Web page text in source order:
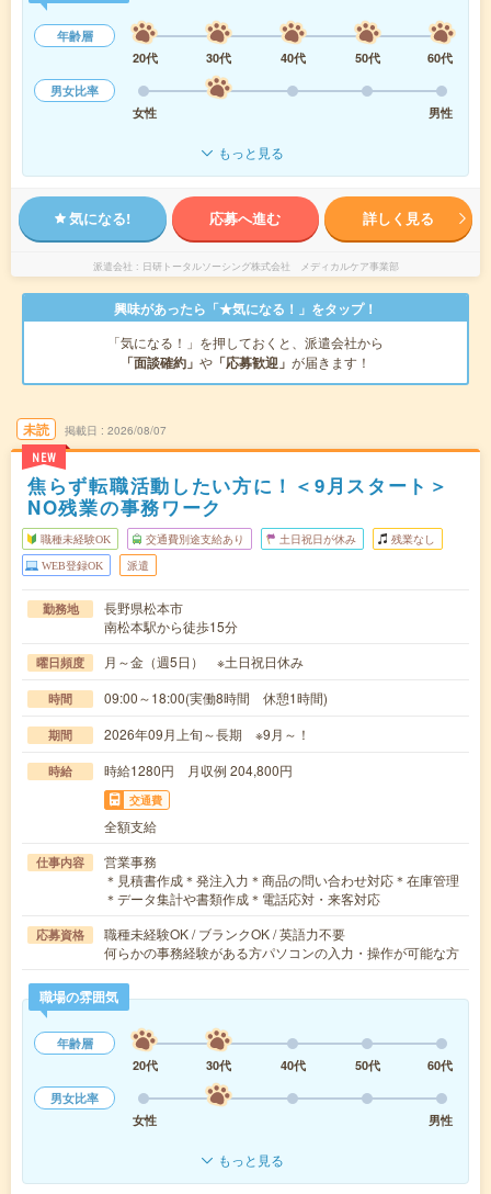
年齢層
20代
30代 40代 50代
60代
男女比率
女性
男性
もっと見る
気になる! 応募へ進む 詳しく見る
派遣会社 日研トータルソーシング株式会社 メディカルケア事業部
興味があったら「★気になる！」をタップ！
「気になる！」を押しておくと、派遣会社から
「面談確約」 や 「応募歓迎」 が届きます！
未読
NEW
掲載日 2026/08/07
焦らず転職活動したい方に！＜9月スタート＞
NO残業の事務ワーク
職種未経験OK 交通費別途支給あり 土日祝日が休み 残業なし
WEB登録OK 派遣
勤務地
長野県松本市
南松本駅から徒歩15分
曜日頻度 月～金（週5日） ※土日祝日休み
時間 09:00～18:00(実働8時間 休憩1時間)
期間 2026年09月上旬～長期 ※9月～！
時給 時給1280円 月収例 204,800円
交通費
全額支給
仕事内容
営業事務
＊見積書作成＊発注入力＊商品の問い合わせ対応＊在庫管理
＊データ集計や書類作成＊電話応対・来客対応
応募資格
職種未経験OK / ブランクOK / 英語力不要
何らかの事務経験がある方パソコンの入力・操作が可能な方
職場の雰囲気
年齢層
20代
30代 40代 50代
60代
男女比率
女性
男性
もっと見る